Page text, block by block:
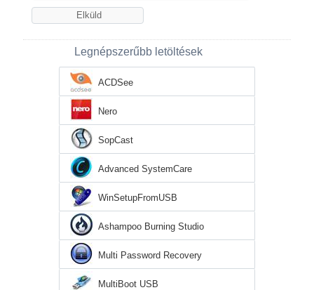
Legnépszerűbb letöltések
ACDSee
Nero
SopCast
Advanced SystemCare
WinSetupFromUSB
Ashampoo Burning Studio
Multi Password Recovery
MultiBoot USB